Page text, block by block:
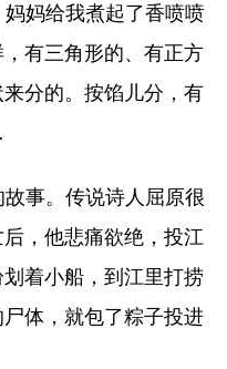
妈给我煮起了香喷喷
有三角形的、有正方
分的。按馅儿分，有
事。传说诗人屈原很
，他悲痛欲绝，投江
着小船，到江里打捞
体，就包了粽子投进